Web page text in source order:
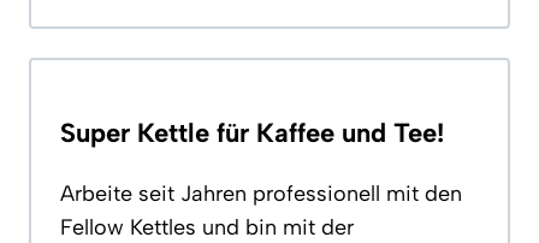
Super Kettle für Kaffee und Tee!
Arbeite seit Jahren professionell mit den
Fellow Kettles und bin mit der